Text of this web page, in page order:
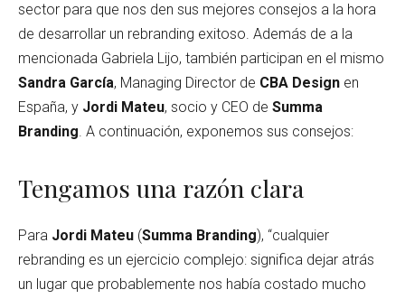
sector para que nos den sus mejores consejos a la hora
de desarrollar un rebranding exitoso. Además de a la
mencionada Gabriela Lijo, también participan en el mismo
Sandra García, Managing Director de CBA Design en
España, y Jordi Mateu, socio y CEO de Summa
Branding. A continuación, exponemos sus consejos:
Tengamos una razón clara
Para Jordi Mateu (Summa Branding), “cualquier
rebranding es un ejercicio complejo: significa dejar atrás
un lugar que probablemente nos había costado mucho